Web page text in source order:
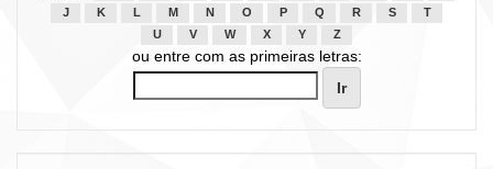
J
K L M N O P Q R S
T
U
V W X Y Z
ou entre com as primeiras letras: